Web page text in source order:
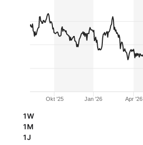
Okt '25 Jan '26 Apr '26
1W
1M
1J